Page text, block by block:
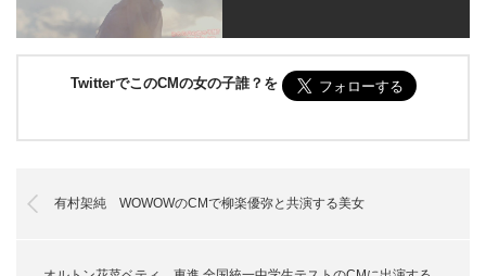
TwitterでこのCMの女の子誰？を
有村架純 WOWOWのCMで柳楽優弥と共演する美女